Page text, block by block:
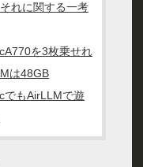
れに関する一考
を3枚乗せれ
は48GB
でもAirLLMで遊